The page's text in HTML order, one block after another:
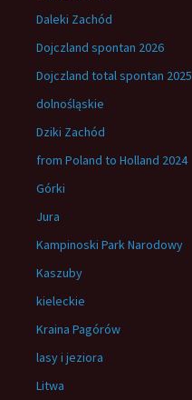
Daleki Zachód
Dojczland spontan 2026
Dojczland total spontan 2025
dolnośląskie
Dziki Zachód
from Poland to Holland 2024
Górki
Jura
Kampinoski Park Narodowy
Kaszuby
kieleckie
Kraina Pagórów
lasy i jeziora
Litwa